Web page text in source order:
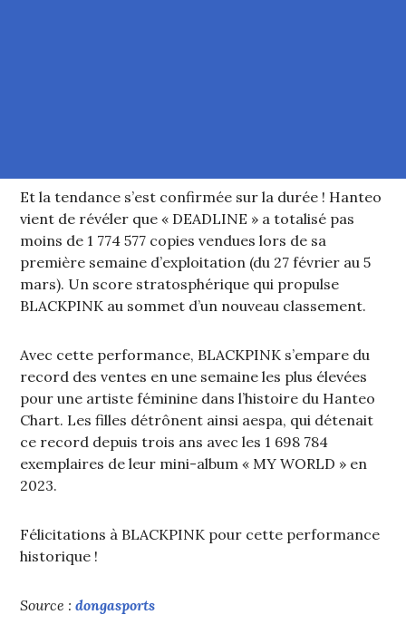
Et la tendance s’est confirmée sur la durée ! Hanteo
vient de révéler que « DEADLINE » a totalisé pas
moins de 1 774 577 copies vendues lors de sa
première semaine d’exploitation (du 27 février au 5
mars). Un score stratosphérique qui propulse
BLACKPINK au sommet d’un nouveau classement.
Avec cette performance, BLACKPINK s’empare du
record des ventes en une semaine les plus élevées
pour une artiste féminine dans l’histoire du Hanteo
Chart. Les filles détrônent ainsi aespa, qui détenait
ce record depuis trois ans avec les 1 698 784
exemplaires de leur mini-album « MY WORLD » en
2023.
Félicitations à BLACKPINK pour cette performance
historique !
Source :dongasports